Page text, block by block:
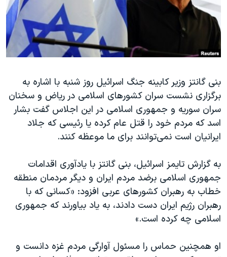
فرهنگ و زندگی
حقوق شهروندی
اسرائیل در جنگ
گالری عکس
آرشیو پخش زنده
مستندها
انتخابات ریاست جمهوری آمریکا ۲۰۲۴
حمله جمهوری اسلامی به اسرائیل
ورزش زنان در ایران
اعتراضات زن، زندگی، آزادی
مجموعه مستندهای دادخواهی
تریبونال مردمی آبان ۹۸
چهل سال گروگان‌گیری
قانون شفافیت دارائی کادر رهبری ایران
اعتراضات مردمی آبان ۹۸
نرگس محمدی برنده جایزه نوبل صلح
دنبال کنید
زبانهای مختلف
بنی گانتز وزیر کابینه جنگ اسرائیل روز شنبه با اشاره به
برگزاری نشست سران کشورهای اسلامی در ریاض و سخنان
سران سوریه و جمهوری اسلامی در این اجلاس گفت بشار
اسد که مردم خود را قتل عام کرده یا رئیسی که جلاد
ایرانیان است نمی‌توانند برای ما موعظه کنند.
به گزارش تایمز اسرائیل، بنی گانتز با یادآوری اقدامات
جمهوری اسلامی برضد مردم ایران و دیگر مردمان منطقه
خطاب به رهبران کشورهای عربی افزود: «کسانی که با
رهبران رژیم ایران دست دادند، به یاد بیاورند که جمهوری
اسلامی چه کرده است.»
او همچنین حماس را مسئول آوارگی مردم غزه دانست و